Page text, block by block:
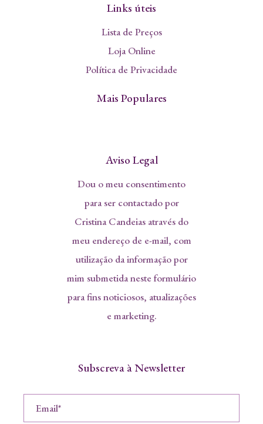
Links úteis
Lista de Preços
Loja Online
Política de Privacidade
Mais Populares
Aviso Legal
Dou o meu consentimento
para ser contactado por
Cristina Candeias através do
meu endereço de e-mail, com
utilização da informação por
mim submetida neste formulário
para fins noticiosos, atualizações
e marketing.
Subscreva à Newsletter